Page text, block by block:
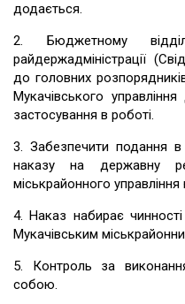
додається.
2. Бюджетному
райдержадміністрації
до головних
Мукачівського
застосування в роботі.
3. Забезпечити подання
наказу на державну
міськрайонного управління
4. Наказ набирає чинності
Мукачівським
5. Контроль за
собою.